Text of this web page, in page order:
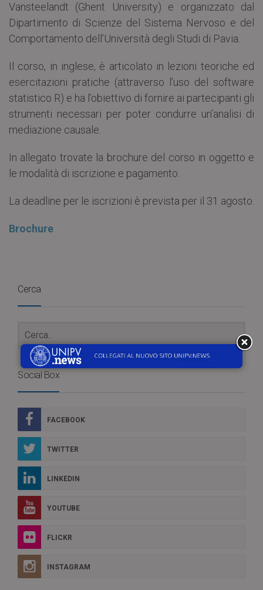
Vansteelandt (Ghent University) e organizzato dal
Dipartimento di Scienze del Sistema Nervoso e del
Comportamento dell’Università degli Studi di Pavia.
Il corso, in inglese, è articolato in lezioni teoriche ed
esercitazioni pratiche (attraverso l’uso del software
statistico R) e ha l’obiettivo di fornire ai partecipanti gli
strumenti necessari per poter condurre un’analisi di
mediazione causale.
In allegato trovate la brochure del corso in oggetto e
le modalità di iscrizione e pagamento.
La deadline per le iscrizioni è prevista per il 31 agosto.
Brochure
Cerca
Social Box
FACEBOOK
TWITTER
LINKEDIN
YOUTUBE
FLICKR
INSTAGRAM